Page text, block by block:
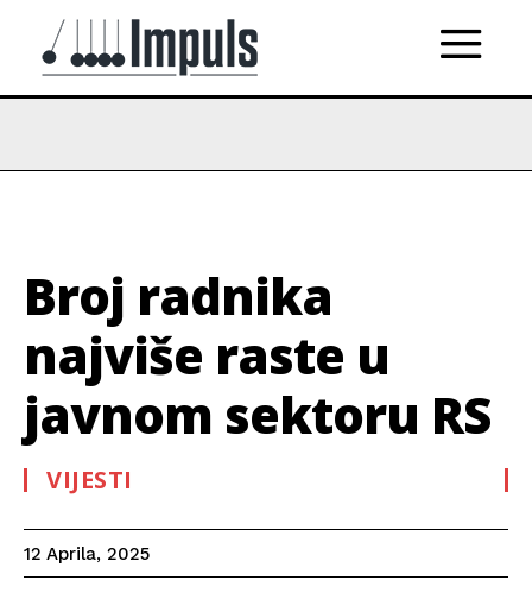
Broj radnika
najviše raste u
javnom sektoru RS
VIJESTI
12 Aprila, 2025